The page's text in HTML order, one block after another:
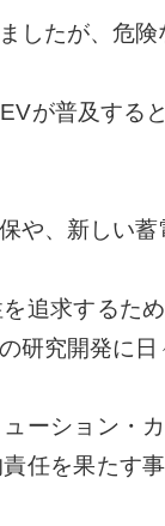
したが、危
が普及する
や、新しい蓄
追求するた
研究開発に日
ーション・
任を果たす